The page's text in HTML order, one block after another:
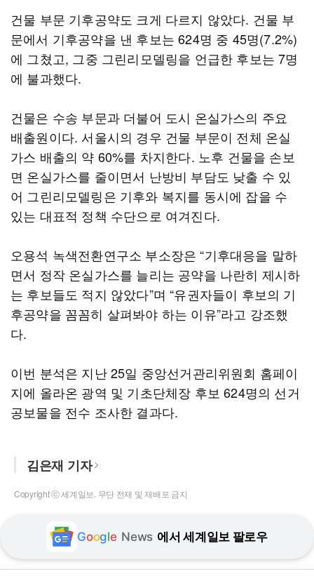
건물 부문 기후공약도 크게 다르지 않았다. 건물 부
문에서 기후공약을 낸 후보는 624명 중 45명(7.2%)
에 그쳤고, 그중 그린리모델링을 언급한 후보는 7명
에 불과했다.
건물은 수송 부문과 더불어 도시 온실가스의 주요
배출원이다. 서울시의 경우 건물 부문이 전체 온실
가스 배출의 약 60%를 차지한다. 노후 건물을 손보
면 온실가스를 줄이면서 난방비 부담도 낮출 수 있
어 그린리모델링은 기후와 복지를 동시에 잡을 수
있는 대표적 정책 수단으로 여겨진다.
오용석 녹색전환연구소 부소장은 “기후대응을 말하
면서 정작 온실가스를 늘리는 공약을 나란히 제시하
는 후보들도 적지 않았다”며 “유권자들이 후보의 기
후공약을 꼼꼼히 살펴봐야 하는 이유”라고 강조했
다.
이번 분석은 지난 25일 중앙선거관리위원회 홈페이
지에 올라온 광역 및 기초단체장 후보 624명의 선거
공보물을 전수 조사한 결과다.
김은재 기자
Copyright ⓒ 세계일보. 무단 전재 및 재배포 금지
Google News 에서 세계일보 팔로우